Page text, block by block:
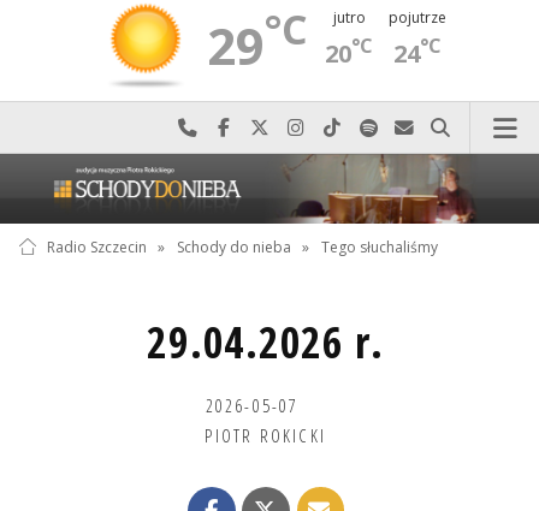
29°C jutro
20°C
pojutrze
24°C
Najlepiej po prostu do nas zadzwoń
Odwiedź nas na Facebook-u
Odwiedź nas na X
Odwiedź nas na Instagram-ie
Odwiedź nas na TikTok-u
Szukaj nas na Spotify
Wyślij do nas
Szukaj
Radio Szczecin » Schody do nieba » Tego słuchaliśmy
29.04.2026 r.
2026-05-07
PIOTR ROKICKI